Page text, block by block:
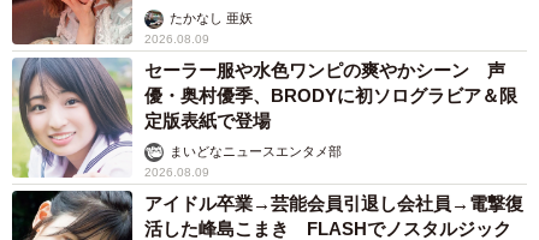
一方、「反対理由」では、全体では「動作性（動きやすさ
等）・安全面・衛生面に影響がありそう」（28.2％）が最
多となり、学生では「ふさわしい格好を選ぶ自信がない」
（35.5％）が最も多くなりました。
ャストに取材】
たかなし 亜妖
2026.08.09
セーラー服や水色ワンピの爽やかシーン 声
優・奥村優季、BRODYに初ソログラビア＆限
定版表紙で登場
まいどなニュースエンタメ部
2026.08.09
アイドル卒業→芸能会員引退し会社員→電撃復
活した峰島こまき FLASHでノスタルジック